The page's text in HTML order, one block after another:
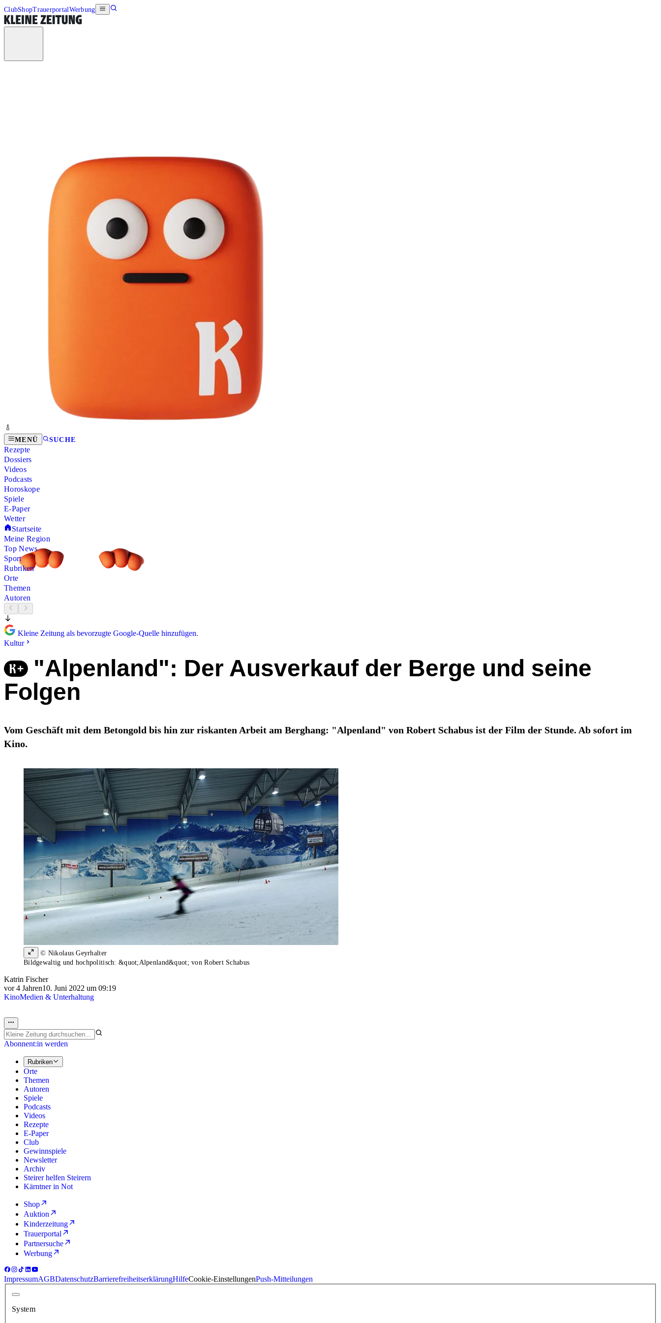
ClubShopTrauerportalWerbung
MENÜ SUCHE
Rezepte
Dossiers
Videos
Podcasts
Horoskope
Spiele
E-Paper
Wetter
Startseite
Meine Region
Top News
Sport
Rubriken
Orte
Themen
Autoren
Kleine Zeitung als bevorzugte Google-Quelle hinzufügen.
Kultur
"Alpenland": Der Ausverkauf der Berge und seine
Folgen
Vom Geschäft mit dem Betongold bis hin zur riskanten Arbeit am Berghang: "Alpenland" von Robert Schabus ist der Film der Stunde. Ab sofort im
Kino.
© Nikolaus Geyrhalter
Bildgewaltig und hochpolitisch: &quot;Alpenland&quot; von Robert Schabus
Katrin Fischer
vor 4 Jahren10. Juni 2022 um 09:19
KinoMedien & Unterhaltung
Abonnent:in werden
Rubriken
Orte
Themen
Autoren
Spiele
Podcasts
Videos
Rezepte
E-Paper
Club
Gewinnspiele
Newsletter
Archiv
Steirer helfen Steirern
Kärntner in Not
Shop
Auktion
Kinderzeitung
Trauerportal
Partnersuche
Werbung
ImpressumAGBDatenschutzBarrierefreiheitserklärungHilfeCookie-EinstellungenPush-Mitteilungen
System